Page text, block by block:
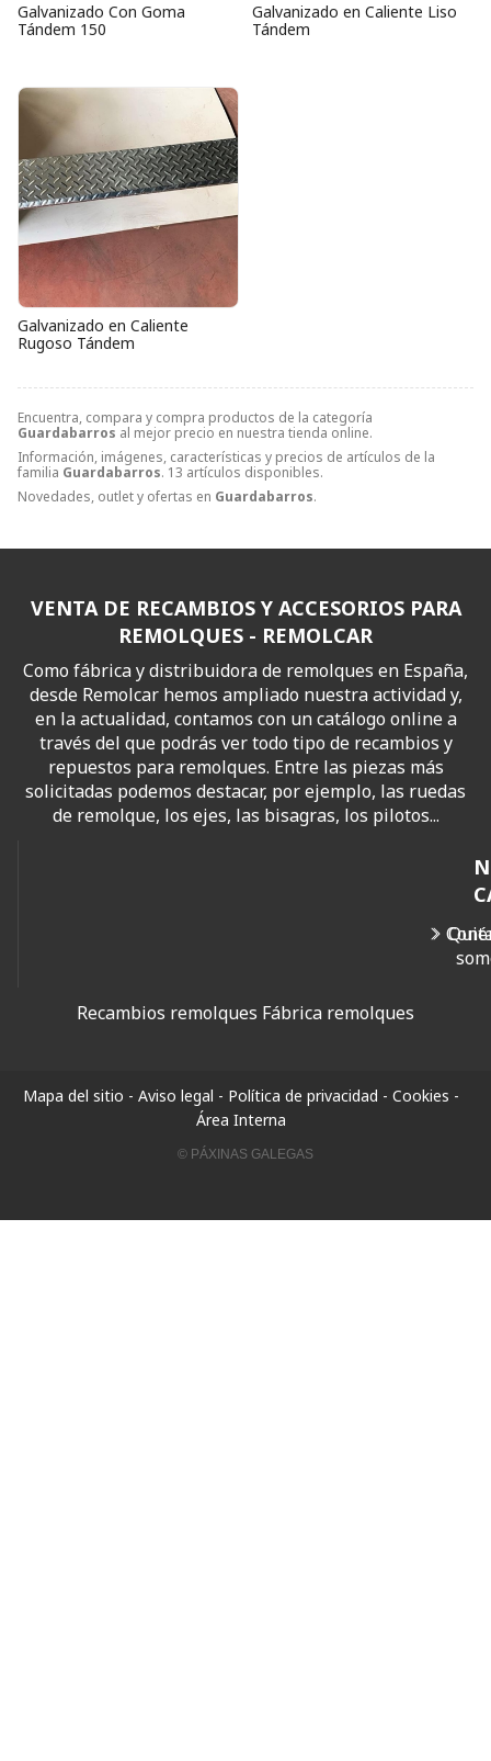
Encuentra, compara y compra productos de la categoría
Guardabarros al mejor precio en nuestra tienda online.
Información, imágenes, características y precios de artículos de la
familia Guardabarros. 13 artículos disponibles.
Novedades, outlet y ofertas en Guardabarros.
Galvanizado Con Goma
Tándem 150
Galvanizado en Caliente Liso
Tándem
Galvanizado en Caliente
Rugoso Tándem
VENTA DE RECAMBIOS Y ACCESORIOS PARA
REMOLQUES - REMOLCAR
Como fábrica y distribuidora de remolques en España,
desde Remolcar hemos ampliado nuestra actividad y,
en la actualidad, contamos con un catálogo online a
través del que podrás ver todo tipo de recambios y
repuestos para remolques. Entre las piezas más
solicitadas podemos destacar, por ejemplo, las ruedas
de remolque, los ejes, las bisagras, los pilotos...
Recambios remolques Fábrica remolques
Mapa del sitio - Aviso legal - Política de privacidad - Cookies -
Área Interna
© PÁXINAS GALEGAS